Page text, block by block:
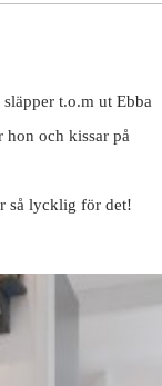
t.o.m ut Ebba
hon och kissar på
så lycklig för det!